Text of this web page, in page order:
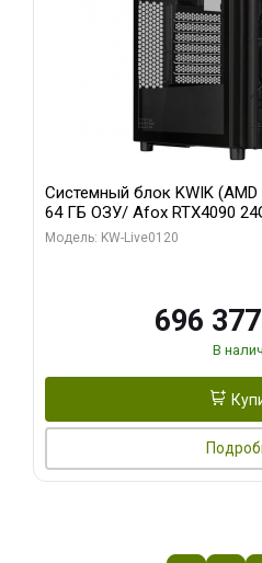
Системный блок KWIK (AMD
64 ГБ ОЗУ/ Afox RTX4090
HDMI ATX Turbo/ 1 ТБ SSD)
Модель: KW-Live0120
696
В